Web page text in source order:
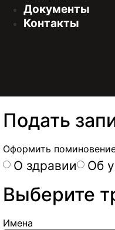
Документы
Контакты
Подать
Оформить
О здравии Об
Выберите
Имена